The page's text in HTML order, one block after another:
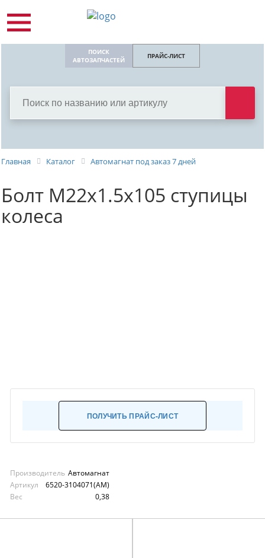
ПОИСК
АВТОЗАПЧАСТЕЙ
ПРАЙС-ЛИСТ
Главная Каталог Автомагнат под заказ 7 дней
Болт М22х1.5х105 ступицы
колеса
ПОЛУЧИТЬ ПРАЙС-ЛИСТ
Производитель Автомагнат
Артикул
6520-3104071(АМ)
Вес
0,38